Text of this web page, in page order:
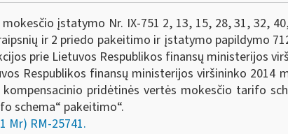
įstatymo Nr. IX-751 2, 13, 15, 28, 31, 32,
ir 2 priedo pakeitimo ir įstatymo papildymo
prie Lietuvos Respublikos finansų ministerijos
Respublikos finansų ministerijos viršininko 2014
pridėtinės vertės mokesčio tarifo
schema“ pakeitimo“.
Mr) RM-25741.